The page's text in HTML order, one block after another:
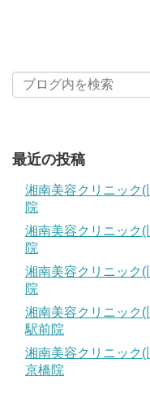
最近の投稿
湘南美容クリニック
院
湘南美容クリニック(
院
湘南美容クリニック
院
湘南美容クリニック(
駅前院
湘南美容クリニック(
京橋院